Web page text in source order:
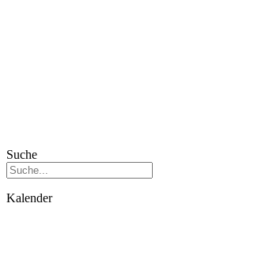
Suche
Kalender